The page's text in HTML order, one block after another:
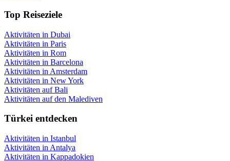
Top Reiseziele
Aktivitäten in Dubai
Aktivitäten in Paris
Aktivitäten in Rom
Aktivitäten in Barcelona
Aktivitäten in Amsterdam
Aktivitäten in New York
Aktivitäten auf Bali
Aktivitäten auf den Malediven
Türkei entdecken
Aktivitäten in Istanbul
Aktivitäten in Antalya
Aktivitäten in Kappadokien